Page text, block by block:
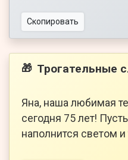
Скопировать
🎁 Трогательные
Яна, наша любимая
сегодня 75 лет!
наполнится светом